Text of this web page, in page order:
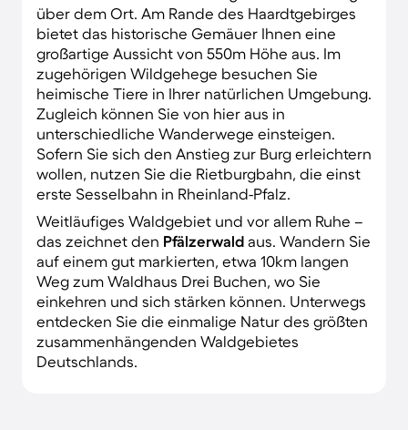
über dem Ort. Am Rande des Haardtgebirges
bietet das historische Gemäuer Ihnen eine
großartige Aussicht von 550m Höhe aus. Im
zugehörigen Wildgehege besuchen Sie
heimische Tiere in Ihrer natürlichen Umgebung.
Zugleich können Sie von hier aus in
unterschiedliche Wanderwege einsteigen.
Sofern Sie sich den Anstieg zur Burg erleichtern
wollen, nutzen Sie die Rietburgbahn, die einst
erste Sesselbahn in Rheinland-Pfalz.
Weitläufiges Waldgebiet und vor allem Ruhe –
das zeichnet den Pfälzerwald aus. Wandern Sie
auf einem gut markierten, etwa 10km langen
Weg zum Waldhaus Drei Buchen, wo Sie
einkehren und sich stärken können. Unterwegs
entdecken Sie die einmalige Natur des größten
zusammenhängenden Waldgebietes
Deutschlands.